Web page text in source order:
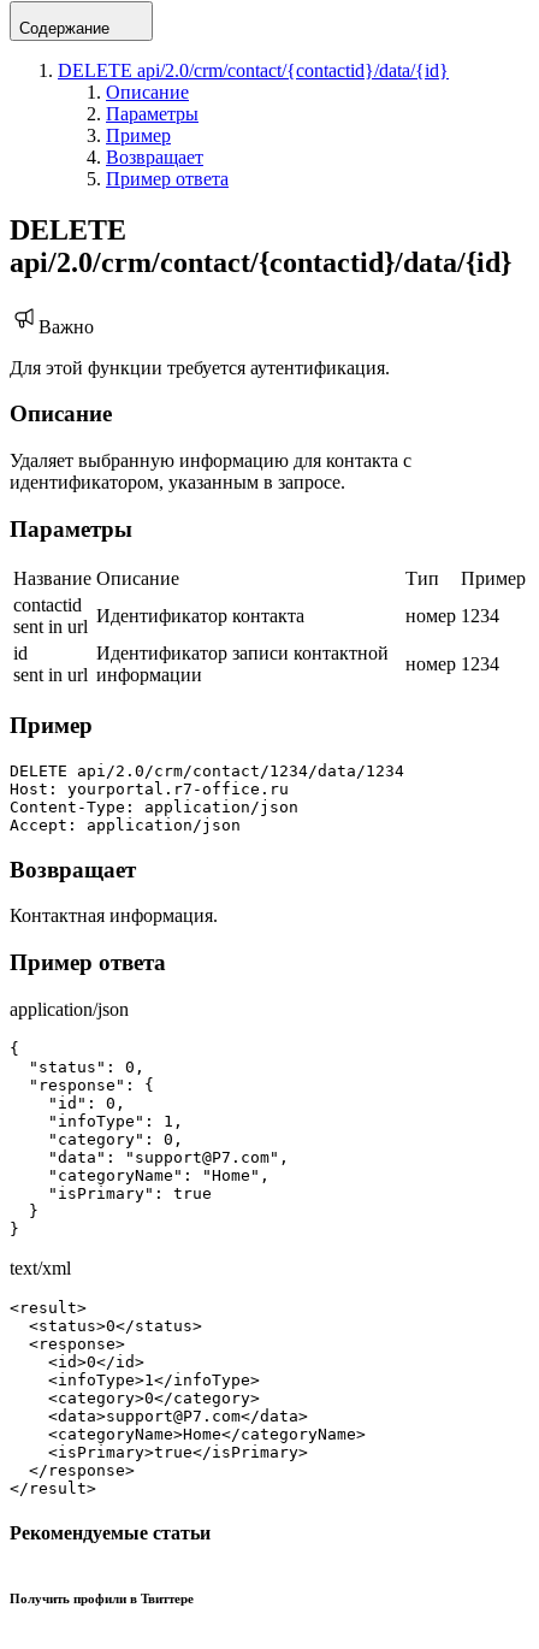
Содержание
DELETE api/2.0/crm/contact/{contactid}/data/{id}
Описание
Параметры
Пример
Возвращает
Пример ответа
DELETE
api/2.0/crm/contact/{contactid}/data/{id}
Важно
Для этой функции требуется аутентификация.
Описание
Удаляет выбранную информацию для контакта с
идентификатором, указанным в запросе.
Параметры
Название Описание Тип
Пример
contactid
sent in url
Идентификатор контакта номер 1234
id
sent in url
Идентификатор записи контактной
информации
номер 1234
Пример
DELETE api/2.0/crm/contact/1234/data/1234
Host: yourportal.r7-office.ru
Content-Type: application/json
Accept: application/json
Возвращает
Контактная информация.
Пример ответа
application/json
{
  "status": 0,
  "response": {
    "id": 0,
    "infoType": 1,
    "category": 0,
    "data": "support@Р7.com",
    "categoryName": "Home",
    "isPrimary": true
  }
}
text/xml
<result>
  <status>0</status>
  <response>
    <id>0</id>
    <infoType>1</infoType>
    <category>0</category>
    <data>support@Р7.com</data>
    <categoryName>Home</categoryName>
    <isPrimary>true</isPrimary>
  </response>
</result>
Рекомендуемые статьи
Получить профили в Твиттере